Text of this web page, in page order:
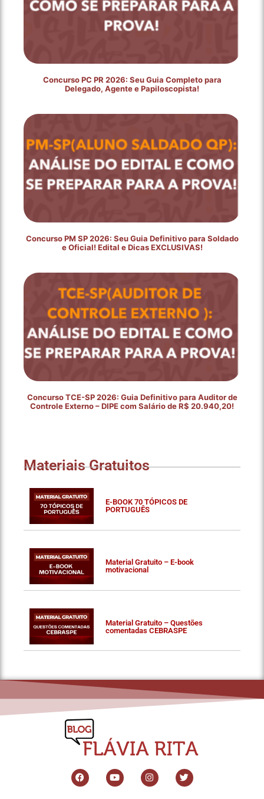
Concurso PC PR 2026: Seu Guia Completo para
Delegado, Agente e Papiloscopista!
Concurso PM SP 2026: Seu Guia Definitivo para Soldado
e Oficial! Edital e Dicas EXCLUSIVAS!
Concurso TCE-SP 2026: Guia Definitivo para Auditor de
Controle Externo – DIPE com Salário de R$ 20.940,20!
Materiais Gratuitos
E-BOOK 70 TÓPICOS DE
PORTUGUÊS
Material Gratuito – E-book
motivacional
Material Gratuito – Questões
comentadas CEBRASPE